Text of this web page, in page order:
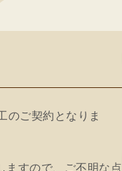
のご契約となりま
ますので、ご不明な点